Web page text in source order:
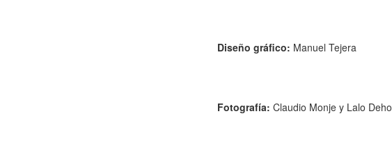
Diseño gráfico: Manuel Tejera
Fotografía: Claudio Monje y Lalo Deho